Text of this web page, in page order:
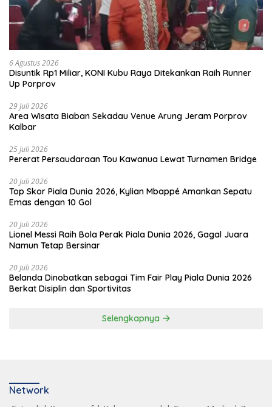
6 Agustus 2026
Disuntik Rp1 Miliar, KONI Kubu Raya Ditekankan Raih Runner
Up Porprov
29 Juli 2026
Area Wisata Biaban Sekadau Venue Arung Jeram Porprov
Kalbar
25 Juli 2026
Pererat Persaudaraan Tou Kawanua Lewat Turnamen Bridge
20 Juli 2026
Top Skor Piala Dunia 2026, Kylian Mbappé Amankan Sepatu
Emas dengan 10 Gol
20 Juli 2026
Lionel Messi Raih Bola Perak Piala Dunia 2026, Gagal Juara
Namun Tetap Bersinar
20 Juli 2026
Belanda Dinobatkan sebagai Tim Fair Play Piala Dunia 2026
Berkat Disiplin dan Sportivitas
Selengkapnya
Network